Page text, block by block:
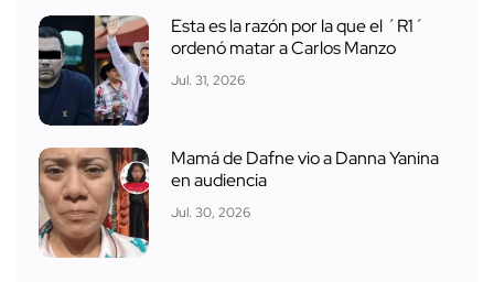
Esta es la razón por la que el ´R1´
ordenó matar a Carlos Manzo
Jul. 31, 2026
Mamá de Dafne vio a Danna Yanina
en audiencia
Jul. 30, 2026